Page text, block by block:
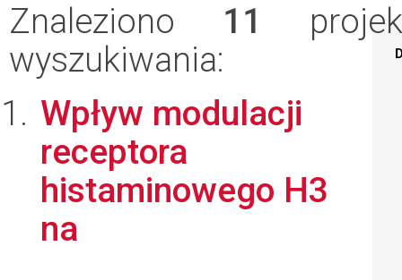
Znaleziono 11
wyszukiwania:
Wpływ modulacji
receptora
histaminowego H3
na